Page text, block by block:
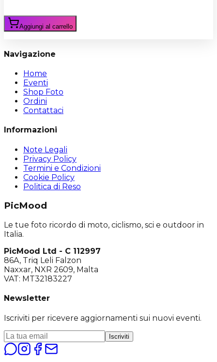
Aggiungi al carrello
Navigazione
Home
Eventi
Shop Foto
Ordini
Contattaci
Informazioni
Note Legali
Privacy Policy
Termini e Condizioni
Cookie Policy
Politica di Reso
PicMood
Le tue foto ricordo di moto, ciclismo, sci e outdoor in
Italia.
PicMood Ltd - C 112997
86A, Triq Leli Falzon
Naxxar, NXR 2609, Malta
VAT: MT32183227
Newsletter
Iscriviti per ricevere aggiornamenti sui nuovi eventi.
Iscriviti